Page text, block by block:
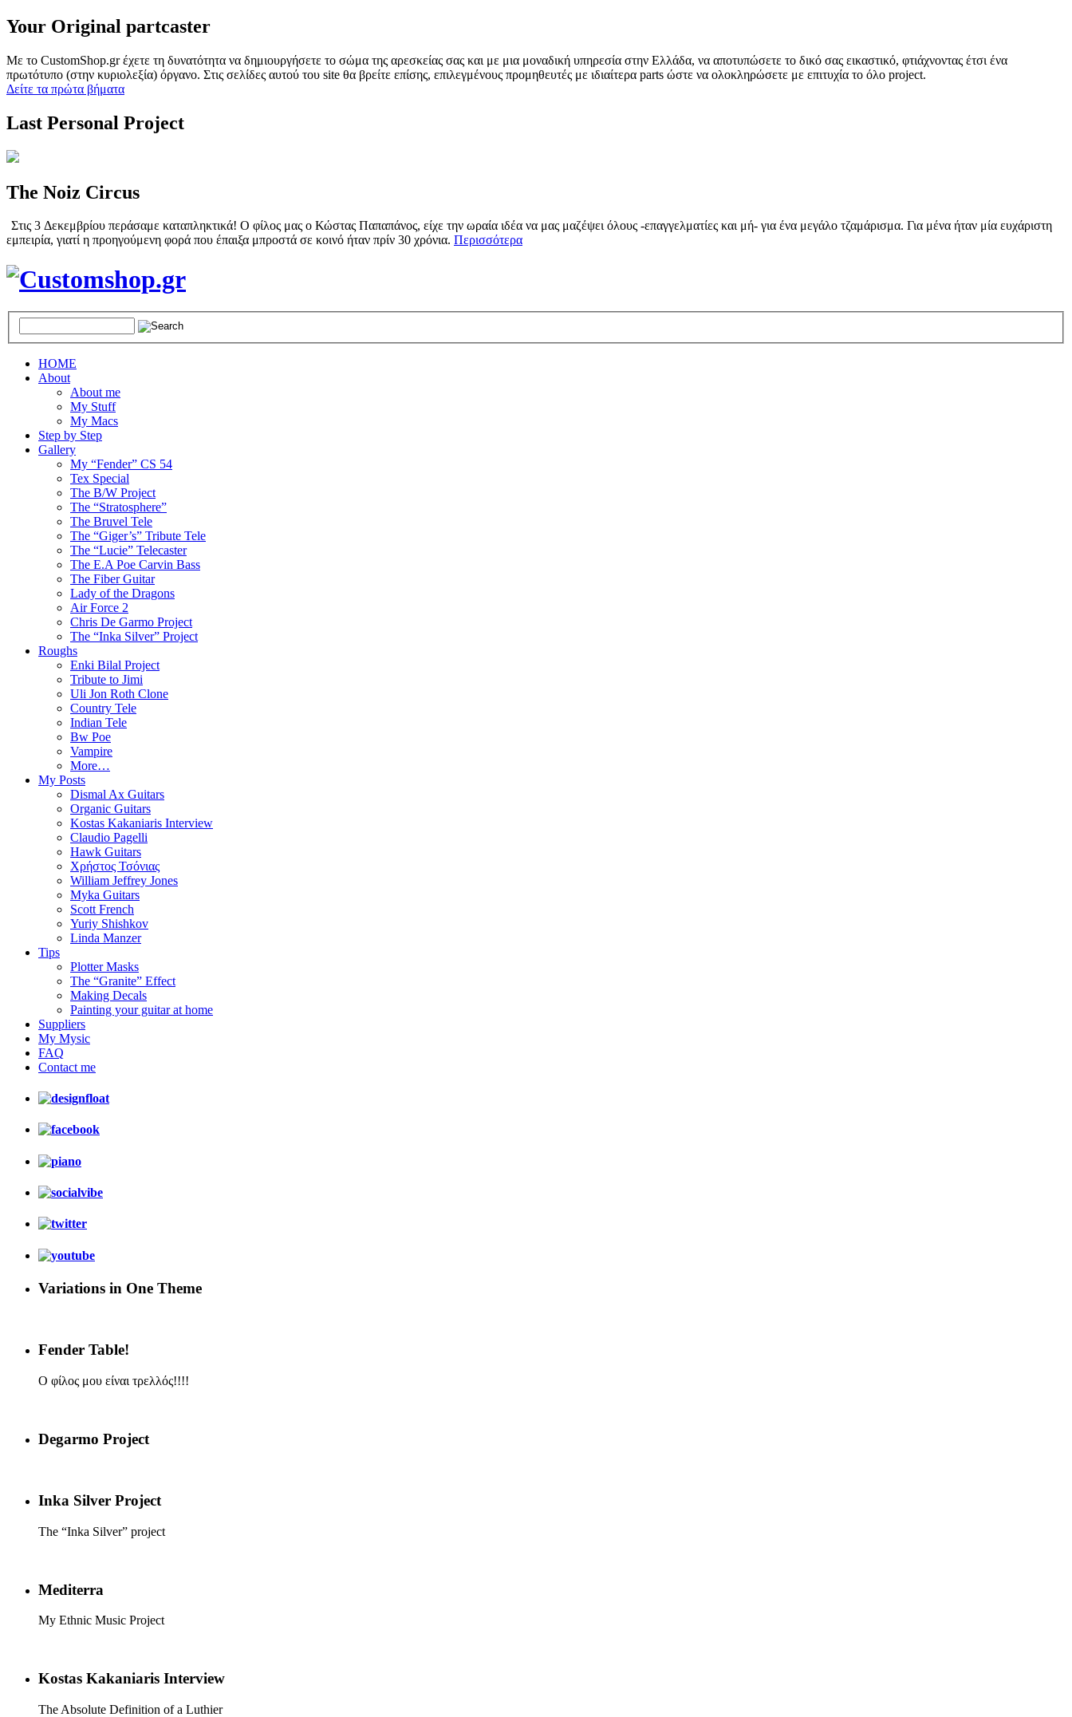
Your Original partcaster
Με το CustomShop.gr έχετε τη δυνατότητα να δημιουργήσετε το σώμα της αρεσκείας σας και με μια μοναδική υπηρεσία στην Ελλάδα, να αποτυπώσετε το δικό σας εικαστικό, φτιάχνοντας έτσι ένα
πρωτότυπο (στην κυριολεξία) όργανο. Στις σελίδες αυτού του site θα βρείτε επίσης, επιλεγμένους προμηθευτές με ιδιαίτερα parts ώστε να ολοκληρώσετε με επιτυχία το όλο project.
Δείτε τα πρώτα βήματα
Last Personal Project
The Noiz Circus
Στις 3 Δεκεμβρίου περάσαμε καταπληκτικά! Ο φίλος μας ο Κώστας Παπαπάνος, είχε την ωραία ιδέα να μας μαζέψει όλους -επαγγελματίες και μή- για ένα μεγάλο τζαμάρισμα. Για μένα ήταν μία ευχάριστη
εμπειρία, γιατί η προηγούμενη φορά που έπαιξα μπροστά σε κοινό ήταν πρίν 30 χρόνια. Περισσότερα
HOME
About
About me
My Stuff
My Macs
Step by Step
Gallery
My “Fender” CS 54
Tex Special
The B/W Project
The “Stratosphere”
The Bruvel Tele
The “Giger’s” Tribute Tele
The “Lucie” Telecaster
The E.A Poe Carvin Bass
The Fiber Guitar
Lady of the Dragons
Air Force 2
Chris De Garmo Project
The “Inka Silver” Project
Roughs
Enki Bilal Project
Tribute to Jimi
Uli Jon Roth Clone
Country Tele
Indian Tele
Bw Poe
Vampire
More…
My Posts
Dismal Ax Guitars
Organic Guitars
Kostas Kakaniaris Interview
Claudio Pagelli
Hawk Guitars
Χρήστος Τσόνιας
William Jeffrey Jones
Myka Guitars
Scott French
Yuriy Shishkov
Linda Manzer
Tips
Plotter Masks
The “Granite” Effect
Making Decals
Painting your guitar at home
Suppliers
My Mysic
FAQ
Contact me
Variations in One Theme
Fender Table!
Ο φίλος μου είναι τρελλός!!!!
Degarmo Project
Inka Silver Project
The “Inka Silver” project
Mediterra
My Ethnic Music Project
Kostas Kakaniaris Interview
The Absolute Definition of a Luthier